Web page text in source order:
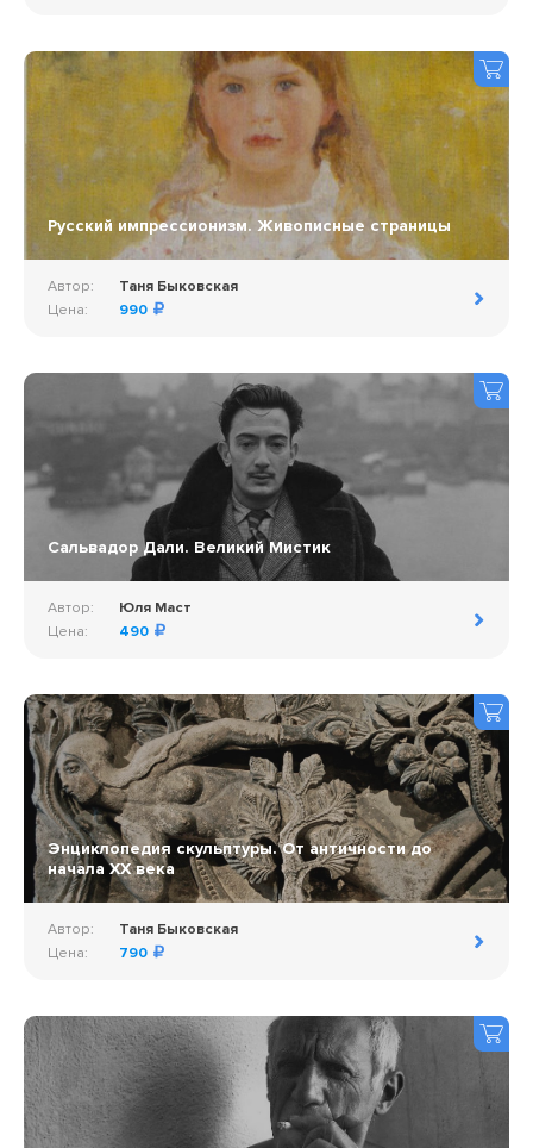
Русский импрессионизм. Живописные страницы
Автор:
Таня Быковская
Цена:
990
Сальвадор Дали. Великий Мистик
Автор:
Юля Маст
Цена:
490
Энциклопедия скульптуры. От античности до
начала ХХ века
Автор:
Таня Быковская
Цена:
790